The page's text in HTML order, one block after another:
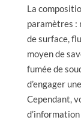
La
paramètres :
de surface,
moyen de
fumée de
d’engager
Cependant,